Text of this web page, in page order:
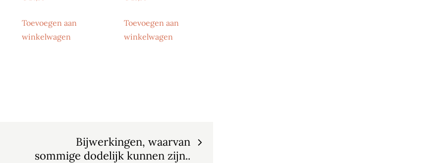
Toevoegen aan
winkelwagen
Toevoegen aan
winkelwagen
Bijwerkingen, waarvan
sommige dodelijk kunnen zijn..